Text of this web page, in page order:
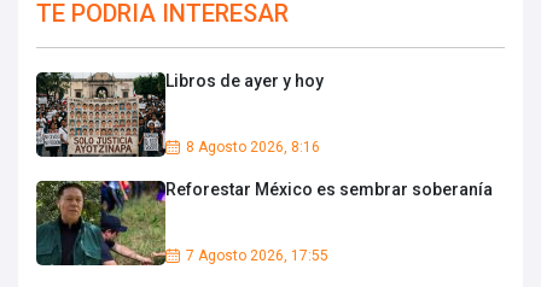
TE PODRIA INTERESAR
Libros de ayer y hoy
8 Agosto 2026, 8:16
Reforestar México es sembrar soberanía
7 Agosto 2026, 17:55